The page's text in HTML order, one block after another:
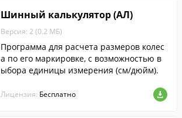
Шинный калькулятор (АЛ)
Версия: 2 (0.2 МБ)
Программа для расчета размеров колес
а по его маркировке, с возможностью в
ыбора единицы измерения (см/дюйм).
Лицензия: Бесплатно